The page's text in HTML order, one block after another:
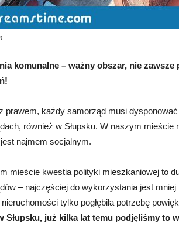
komunalne – ważny obszar, nie
prawem, każdy samorząd musi
również w Słupsku. W naszym
najmem socjalnym.
mieście kwestia polityki mieszkaniowej to
– najczęściej do wykorzystania jest
tylko pogłębiła potrzebę
Słupsku, już kilka lat temu podjęliśmy to